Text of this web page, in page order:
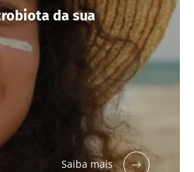
da sua
Saiba mais
para a...
Descubra